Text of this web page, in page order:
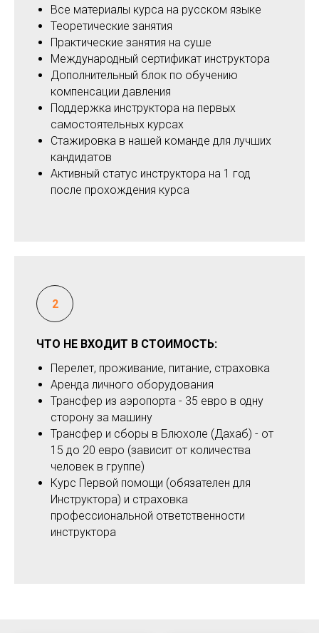
Все материалы курса на русском языке
Теоретические занятия
Практические занятия на суше
Международный сертификат инструктора
Дополнительный блок по обучению
компенсации давления
Поддержка инструктора на первых
самостоятельных курсах
Стажировка в нашей команде для лучших
кандидатов
Активный статус инструктора на 1 год
после прохождения курса
ЧТО НЕ ВХОДИТ В СТОИМОСТЬ:
Перелет, проживание, питание, страховка
Аренда личного оборудования
Трансфер из аэропорта - 35 евро в одну
сторону за машину
Трансфер и сборы в Блюхоле (Дахаб) - от
15 до 20 евро (зависит от количества
человек в группе)
Курс Первой помощи (обязателен для
Инструктора) и страховка
профессиональной ответственности
инструктора